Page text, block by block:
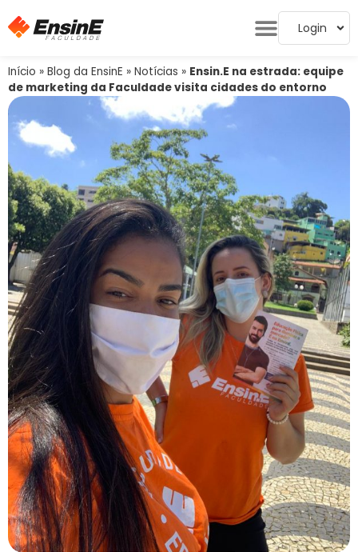
Login
Início » Blog da EnsinE » Notícias » Ensin.E na estrada: equipe
de marketing da Faculdade visita cidades do entorno